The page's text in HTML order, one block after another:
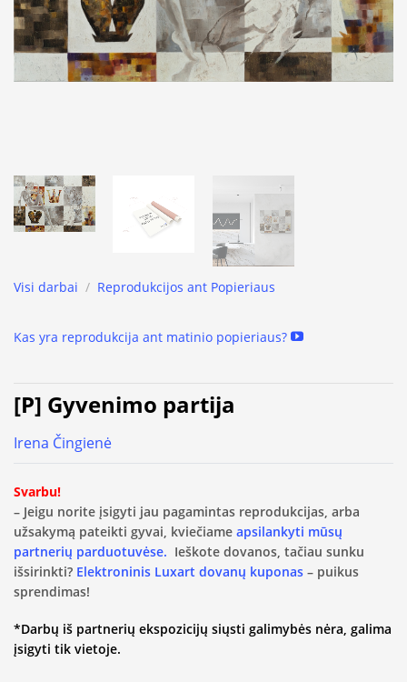
Visi darbai / Reprodukcijos ant Popieriaus
Kas yra reprodukcija ant matinio popieriaus?
[P] Gyvenimo partija
Irena Čingienė
Svarbu!
– Jeigu norite įsigyti jau pagamintas reprodukcijas, arba
užsakymą pateikti gyvai, kviečiame apsilankyti mūsų
partnerių parduotuvėse. Ieškote dovanos, tačiau sunku
išsirinkti? Elektroninis Luxart dovanų kuponas – puikus
sprendimas!
*Darbų iš partnerių ekspozicijų siųsti galimybės nėra, galima
įsigyti tik vietoje.